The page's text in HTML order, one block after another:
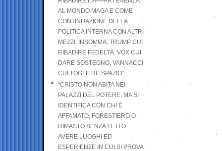
AL MONDO MAGA E COME
CONTINUAZIONE DELLA
POLITICA INTERNA CON ALTRI
MEZZI. INSOMMA, TRUMP CUI
RIBADIRE FEDELTÀ, VOX CUI
DARE SOSTEGNO, VANNACCI
CUI TOGLIERE SPAZIO”
“CRISTO NON ABITA NEI
PALAZZI DEL POTERE, MA SI
IDENTIFICA CON CHI È
AFFAMATO, FORESTIERO O
RIMASTO SENZA TETTO.
AVERE LUOGHI ED
ESPERIENZE IN CUI SI PROVA